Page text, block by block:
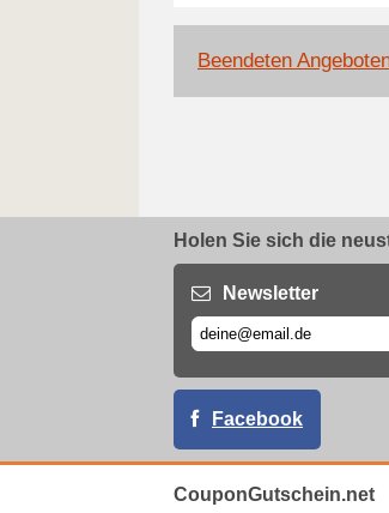
Beendeten
Holen Sie sich die
Newsletter
Facebook
CouponGutschein.net